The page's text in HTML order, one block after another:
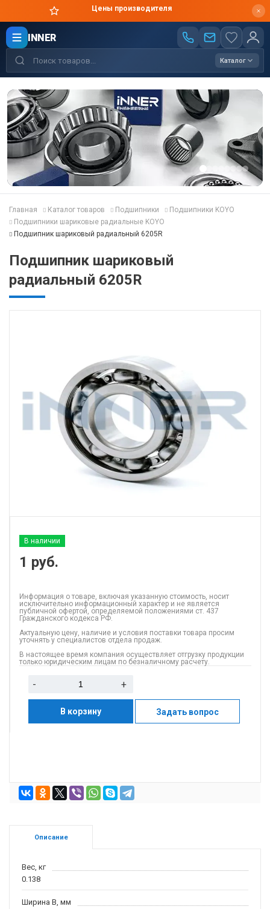
Цены производителя
INNER
Каталог
Главная Каталог товаров Подшипники
Подшипники KOYO
Подшипники шариковые радиальные KOYO
Подшипник шариковый радиальный 6205R
Подшипник шариковый
радиальный 6205R
В наличии
1 руб.
Информация о товаре, включая указанную стоимость, носит
исключительно информационный характер и не является
публичной офертой, определяемой положениями ст. 437
Гражданского кодекса РФ.
Актуальную цену, наличие и условия поставки товара просим
уточнять у специалистов отдела продаж.
В настоящее время компания осуществляет отгрузку продукции
только юридическим лицам по безналичному расчету.
- +
В корзину Задать вопрос
Описание
Вес, кг
0.138
Ширина B, мм